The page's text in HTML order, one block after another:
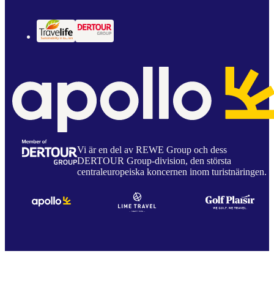
Vi är en del av REWE Group och dess
DERTOUR Group-division, den största
centraleuropeiska koncernen inom turistnäringen.